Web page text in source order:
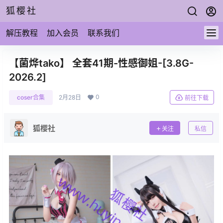
狐樱社
解压教程 加入会员 联系我们
【菌烨tako】 全套41期-性感御姐-[3.8G-
2026.2]
coser合集 2月28日 0 前往下载
狐樱社 关注 私信